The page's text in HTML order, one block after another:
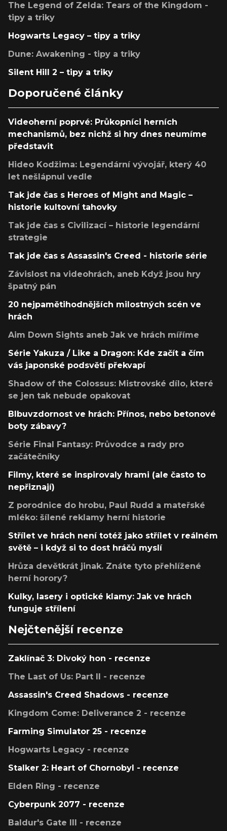
The Legend of Zelda: Tears of the Kingdom -
tipy a triky
Hogwarts Legacy – tipy a triky
Dune: Awakening - tipy a triky
Silent Hill 2 – tipy a triky
Doporučené články
Videoherní poprvé: Průkopníci herních
mechanismů, bez nichž si hry dnes neumíme
představit
Hideo Kodžima: Legendární vývojář, který 40
let nešlápnul vedle
Tak jde čas s Heroes of Might and Magic –
historie kultovní tahovky
Tak jde čas s Civilizací – historie legendární
strategie
Tak jde čas s Assassin's Creed - historie série
Závislost na videohrách, aneb Když jsou hry
špatný pán
20 nejpamětihodnějších milostných scén ve
hrách
Aim Down Sights aneb Jak ve hrách míříme
Série Yakuza / Like a Dragon: Kde začít a čím
vás japonské podsvětí překvapí
Shadow of the Colossus: Mistrovské dílo, které
se jen tak nebude opakovat
Blbuvzdornost ve hrách: Přínos, nebo betonové
boty zábavy?
Série Final Fantasy: Průvodce a rady pro
začátečníky
Filmy, které se inspirovaly hrami (ale často to
nepřiznají)
Z porodnice do hrobu, Paul Rudd a mateřské
mléko: šílené reklamy herní historie
Střílet ve hrách není totéž jako střílet v reálném
světě – i když si to dost hráčů myslí
Hrůza devětkrát jinak. Znáte tyto přehlížené
herní horory?
Kulky, lasery i optické klamy: Jak ve hrách
funguje střílení
Nejčtenější recenze
Zaklínač 3: Divoký hon - recenze
The Last of Us: Part II - recenze
Assassin's Creed Shadows - recenze
Kingdom Come: Deliverance 2 - recenze
Farming Simulator 25 - recenze
Hogwarts Legacy - recenze
Stalker 2: Heart of Chornobyl - recenze
Elden Ring - recenze
Cyberpunk 2077 - recenze
Baldur's Gate III - recenze